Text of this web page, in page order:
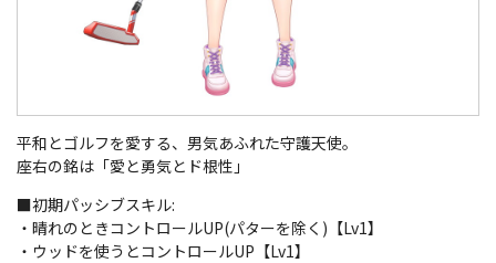
平和とゴルフを愛する、男気あふれた守護天使。
座右の銘は「愛と勇気とド根性」
■初期パッシブスキル:
・晴れのときコントロールUP(パターを除く)【Lv1】
・ウッドを使うとコントロールUP【Lv1】